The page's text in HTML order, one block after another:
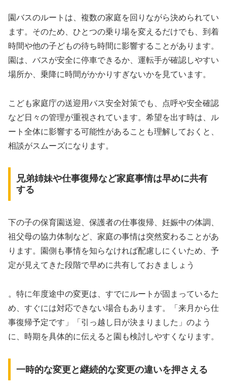
園バスのルートは、複数の家庭を回りながら決められてい
ます。そのため、ひとつの乗り場を変えるだけでも、到着
時間や他の子どもの待ち時間に影響することがあります。
園は、バスが安全に停車できるか、運転手が確認しやすい
場所か、乗降に時間がかかりすぎないかを見ています。
こども家庭庁の送迎用バス安全対策でも、点呼や安全確認
など日々の管理が重視されています。希望を出す時は、ル
ート全体に影響する可能性があることも理解しておくと、
相談がスムーズになります。
兄弟姉妹や仕事復帰など家庭事情は早めに共有
する
下の子の保育園送迎、保護者の仕事復帰、妊娠中の体調、
祖父母の協力体制など、家庭の事情は突然変わることがあ
ります。園側も事情を知らなければ配慮しにくいため、予
定が見えてきた段階で早めに共有しておきましょう
。特に年度途中の変更は、すでにルートが固まっているた
め、すぐには対応できない場合もあります。「来月から仕
事復帰予定です」「引っ越し日が決まりました」のよう
に、時期を具体的に伝えると園も検討しやすくなります。
一時的な変更と継続的な変更の違いを押さえる